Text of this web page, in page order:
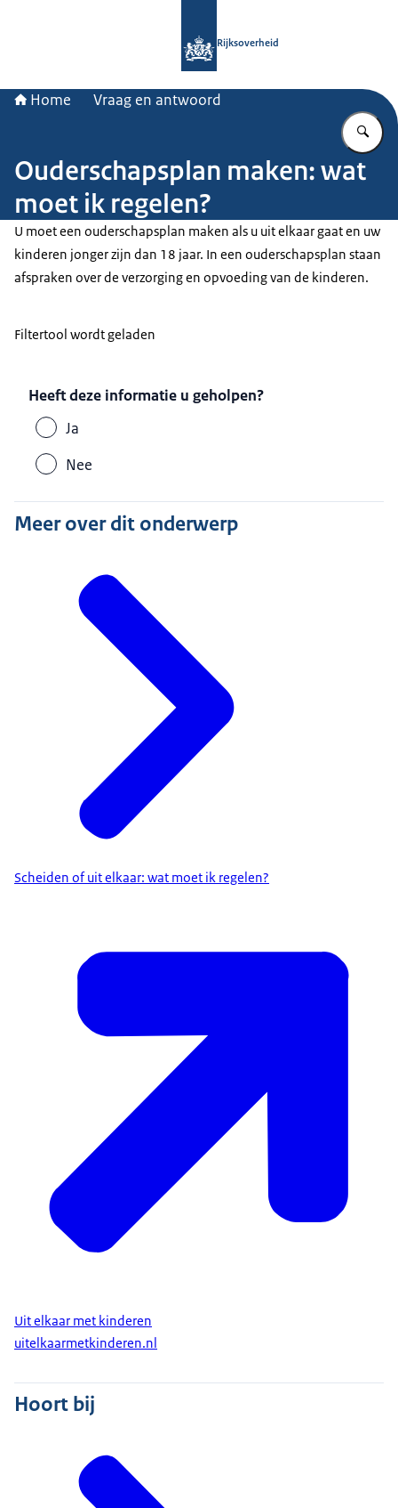
Rijksoverheid
Home Vraag en antwoord
Ouderschapsplan maken: wat
moet ik regelen?
U moet een ouderschapsplan maken als u uit elkaar gaat en uw
kinderen jonger zijn dan 18 jaar. In een ouderschapsplan staan
afspraken over de verzorging en opvoeding van de kinderen.
Filtertool wordt geladen
Heeft deze informatie u geholpen?
Ja
Nee
Meer over dit onderwerp
Scheiden of uit elkaar: wat moet ik regelen?
Uit elkaar met kinderen
uitelkaarmetkinderen.nl
Hoort bij